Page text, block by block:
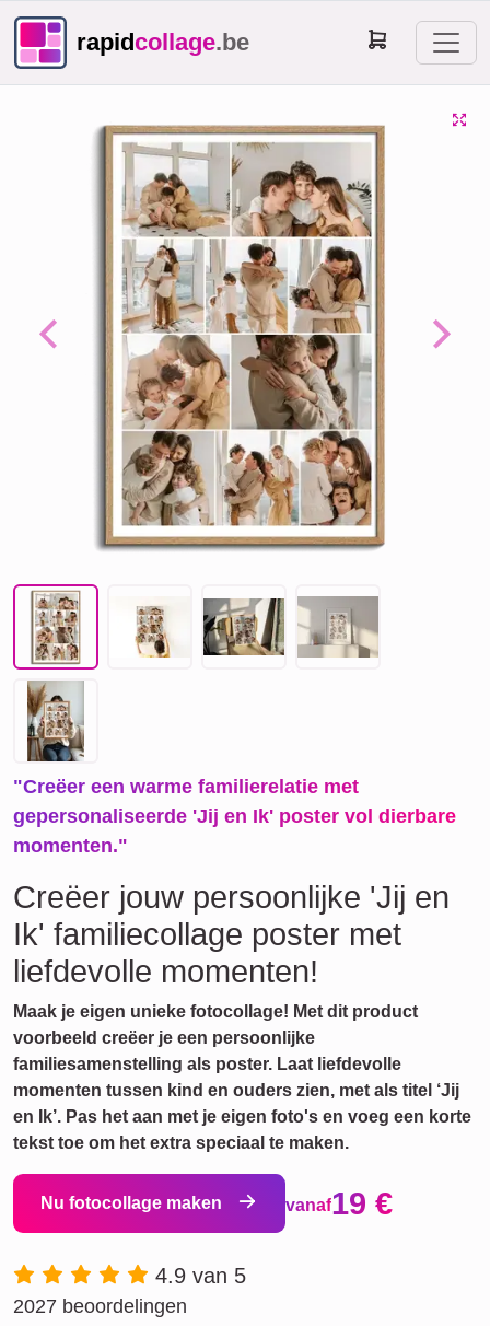
rapidcollage.be
Previous Next
"Creëer een warme familierelatie met
gepersonaliseerde 'Jij en Ik' poster vol dierbare
momenten."
Creëer jouw persoonlijke 'Jij en
Ik' familiecollage poster met
liefdevolle momenten!
Maak je eigen unieke fotocollage! Met dit product
voorbeeld creëer je een persoonlijke
familiesamenstelling als poster. Laat liefdevolle
momenten tussen kind en ouders zien, met als titel ‘Jij
en Ik’. Pas het aan met je eigen foto's en voeg een korte
tekst toe om het extra speciaal te maken.
Nu fotocollage maken vanaf19 €
4.9 van 5
2027 beoordelingen